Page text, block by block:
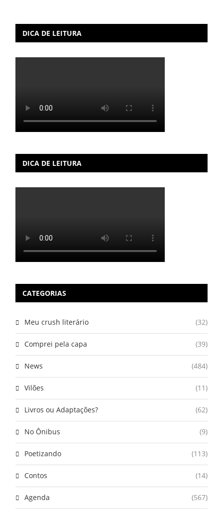
DICA DE LEITURA
DICA DE LEITURA
CATEGORIAS
Meu crush literário (32)
Comprei pela capa (39)
News (484)
Vilões (11)
Livros ou Adaptações? (62)
No Ônibus (9)
Poetizando (113)
Contos (14)
Agenda (567)